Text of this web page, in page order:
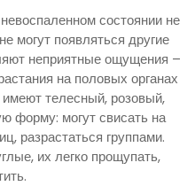
состоянии не
могут появляться другие
неприятные ощущения –
на половых органах
телесный, розовый,
форму: могут свисать на
разрастаться группами.
их легко прощупать,